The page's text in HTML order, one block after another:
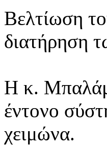
Βελτίωση
διατήρηση
Η κ.
έντονο
χειμώνα.